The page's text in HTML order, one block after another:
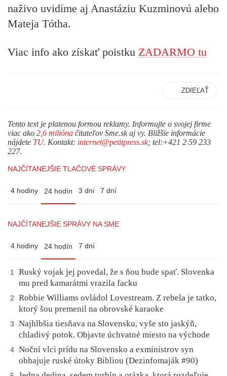
naživo uvidíme aj Anastáziu Kuzminovú alebo
Mateja Tótha.
Viac info ako získať poistku ZADARMO tu
ZDIEĽAŤ
Tento text je platenou formou reklamy. Informujte o svojej firme
viac ako 2,6 milióna čitateľov Sme.sk aj vy. Bližšie informácie
nájdete TU. Kontakt: internet@petitpress.sk; tel:+421 2 59 233
227.
NAJČÍTANEJŠIE TLAČOVÉ SPRÁVY
4 hodiny 24 hodín 3 dni 7 dní
NAJČÍTANEJŠIE SPRÁVY NA SME
4 hodiny 24 hodín 7 dní
1
Ruský vojak jej povedal, že s ňou bude spať. Slovenka
mu pred kamarátmi vrazila facku
2
Robbie Williams ovládol Lovestream. Z rebela je tatko,
ktorý šou premenil na obrovské karaoke
3
Najhlbšia tiesňava na Slovensku, vyše sto jaskýň,
chladivý potok. Objavte úchvatné miesto na východe
4 Noční vlci prídu na Slovensko a exministrov syn
obhajuje ruské útoky Bibliou (Dezinfomaják #90)